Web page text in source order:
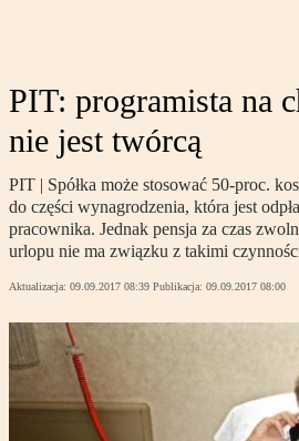
PIT: programista na
nie jest twórcą
PIT | Spółka może stosować 50-proc.
do części wynagrodzenia, która jest
pracownika. Jednak pensja za czas
urlopu nie ma związku z takimi
Aktualizacja: 09.09.2017 08:39 Publikacja: 09.09.2017 08:00